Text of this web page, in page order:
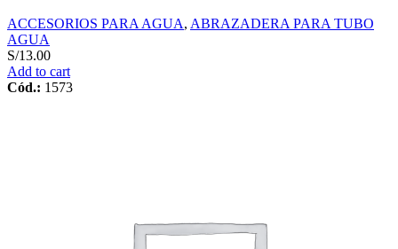
ACCESORIOS PARA AGUA, ABRAZADERA PARA TUBO
AGUA
S/13.00
Add to cart
Cód.: 1573